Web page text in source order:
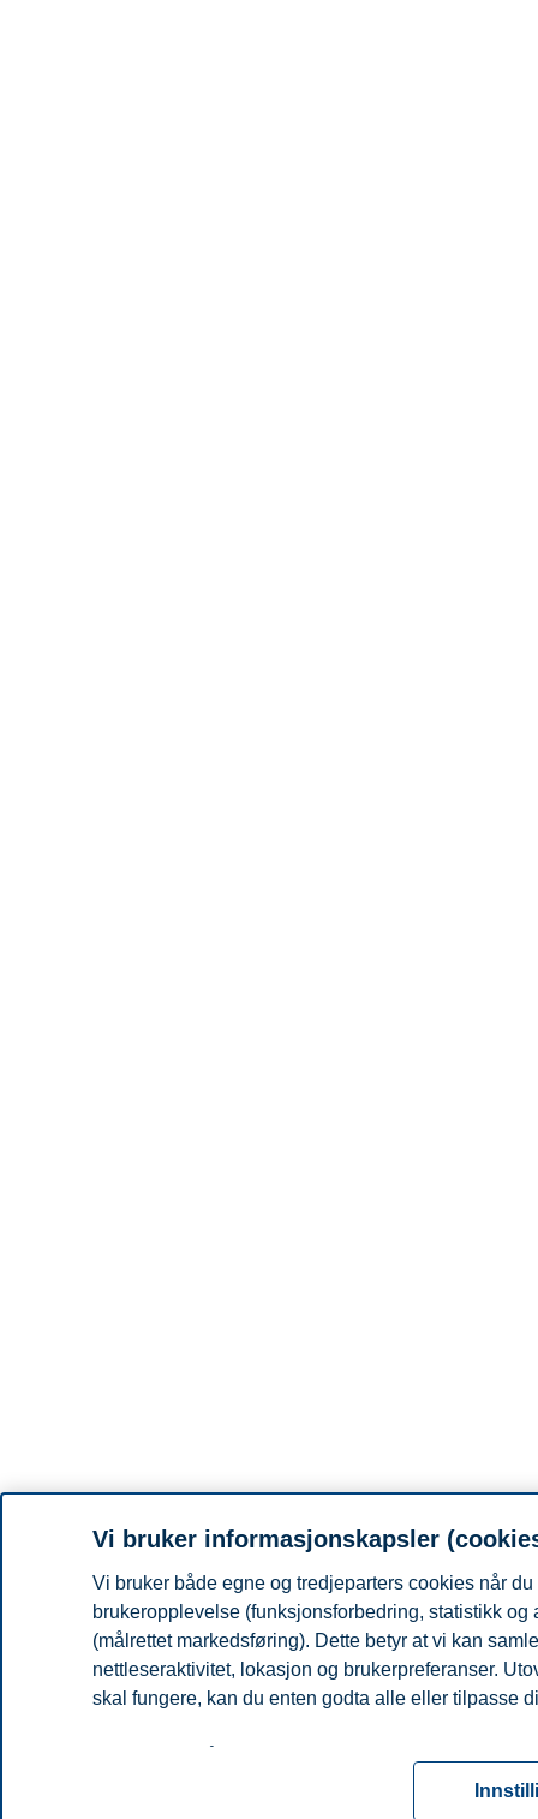
Vi bruker informasjonskapsler
Vi bruker både egne og tredjeparters cookies når
brukeropplevelse (funksjonsforbedring, statistikk
(målrettet markedsføring). Dette betyr at vi kan
nettleseraktivitet, lokasjon og brukerpreferanser.
skal fungere, kan du enten godta alle eller tilpasse
for informasjonskapsler. Du kan når som helst
ved å klikke på «Cookies» nederst på nettsiden vår.